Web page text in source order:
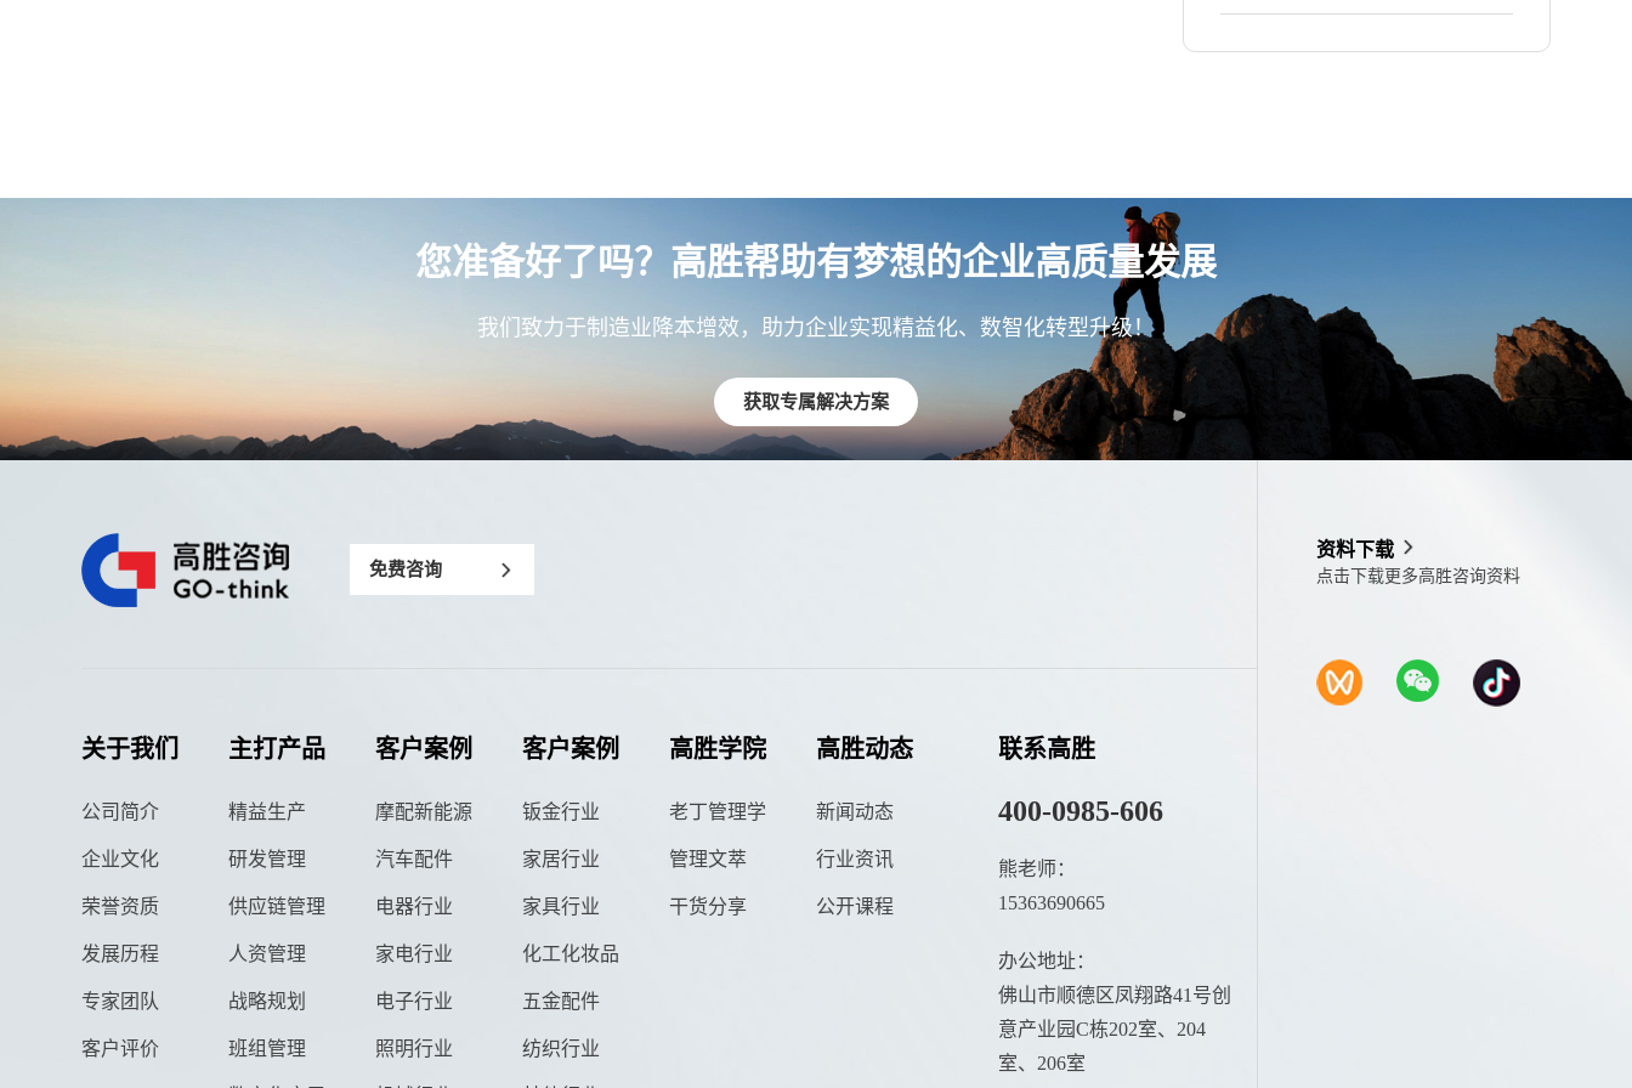
让订单准交率提升至90%以
业 贝菲饰品 | 通过精益生产项
您准备好了吗？高胜帮助有梦想的企业高质量发展
我们致力于制造业降本增效，助力企业实现精益化、数智化转型升级！
获取专属解决方案
免费咨询
关于我们
公司简介
企业文化
荣誉资质
发展历程
专家团队
客户评价
主打产品
精益生产
研发管理
供应链管理
人资管理
战略规划
班组管理
客户案例
摩配新能源
汽车配件
电器行业
家电行业
电子行业
照明行业
客户案例
钣金行业
家居行业
家具行业
化工化妆品
五金配件
纺织行业
高胜学院
老丁管理学
管理文萃
干货分享
高胜动态
新闻动态
行业资讯
公开课程
联系高胜
400-0985-606
熊老师：
15363690665
办公地址：
佛山市顺德区凤翔路41号创
意产业园C栋202室、204
室、206室
资料下载
点击下载更多高胜咨询资料